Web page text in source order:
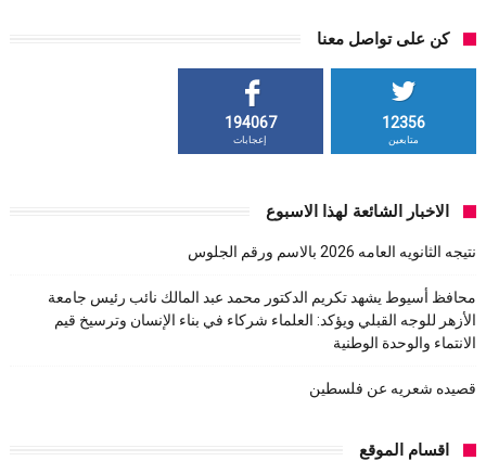
كن على تواصل معنا
12356
متابعين
194067
إعجابات
الاخبار الشائعة لهذا الاسبوع
نتيجه الثانويه العامه 2026 بالاسم ورقم الجلوس
محافظ أسيوط يشهد تكريم الدكتور محمد عبد المالك نائب رئيس جامعة
الأزهر للوجه القبلي ويؤكد: العلماء شركاء في بناء الإنسان وترسيخ قيم
الانتماء والوحدة الوطنية
قصيده شعريه عن فلسطين
اقسام الموقع